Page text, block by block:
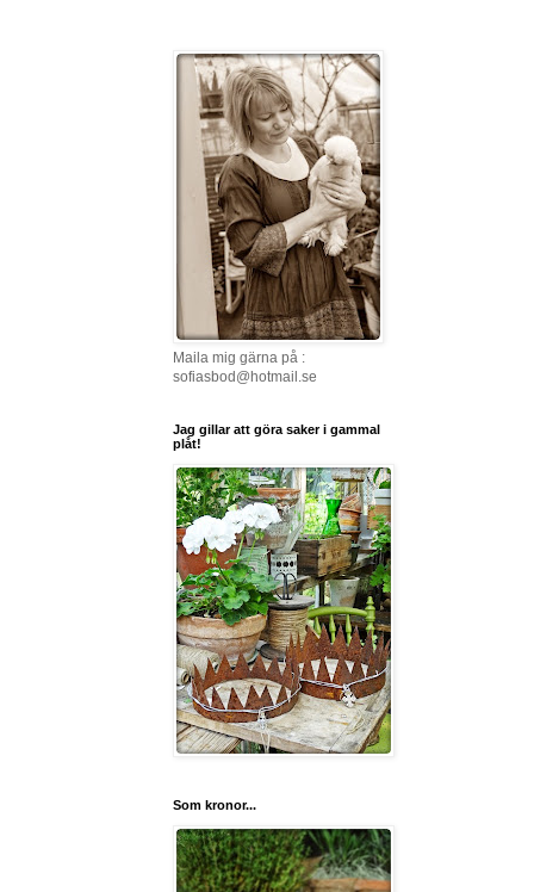
Maila mig gärna på :
sofiasbod@hotmail.se
Jag gillar att göra saker i gammal
plåt!
Som kronor...